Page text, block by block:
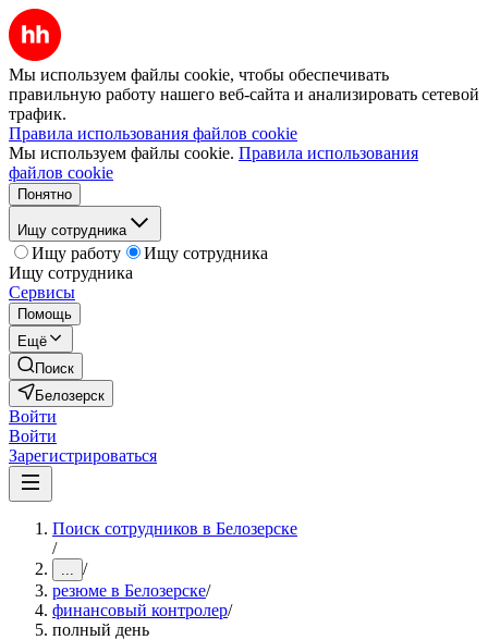
Мы используем файлы cookie, чтобы обеспечивать
правильную работу нашего веб-сайта и анализировать сетевой
трафик.
Правила использования файлов cookie
Мы используем файлы cookie. Правила использования
файлов cookie
Понятно
Ищу сотрудника
Ищу работу
Ищу сотрудника
Ищу сотрудника
Сервисы
Помощь
Ещё
Поиск
Белозерск
Войти
Войти
Зарегистрироваться
Поиск сотрудников в Белозерске
/
... /
резюме в Белозерске/
финансовый контролер/
полный день